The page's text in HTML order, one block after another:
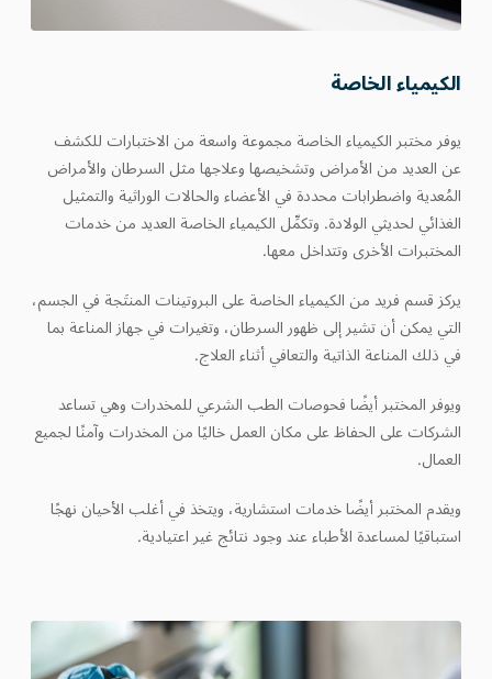
الكيمياء الخاصة
يوفر مختبر الكيمياء الخاصة مجموعة واسعة من الاختبارات للكشف
عن العديد من الأمراض وتشخيصها وعلاجها مثل السرطان والأمراض
المُعدية واضطرابات محددة في الأعضاء والحالات الوراثية والتمثيل
الغذائي لحديثي الولادة. وتكمِّل الكيمياء الخاصة العديد من خدمات
المختبرات الأخرى وتتداخل معها.
يركز قسم فريد من الكيمياء الخاصة على البروتينات المنتَجة في الجسم،
التي يمكن أن تشير إلى ظهور السرطان، وتغيرات في جهاز المناعة بما
في ذلك المناعة الذاتية والتعافي أثناء العلاج.
ويوفر المختبر أيضًا فحوصات الطب الشرعي للمخدرات وهي تساعد
الشركات على الحفاظ على مكان العمل خاليًا من المخدرات وآمنًا لجميع
العمال.
ويقدم المختبر أيضًا خدمات استشارية، ويتخذ في أغلب الأحيان نهجًا
استباقيًا لمساعدة الأطباء عند وجود نتائج غير اعتيادية.